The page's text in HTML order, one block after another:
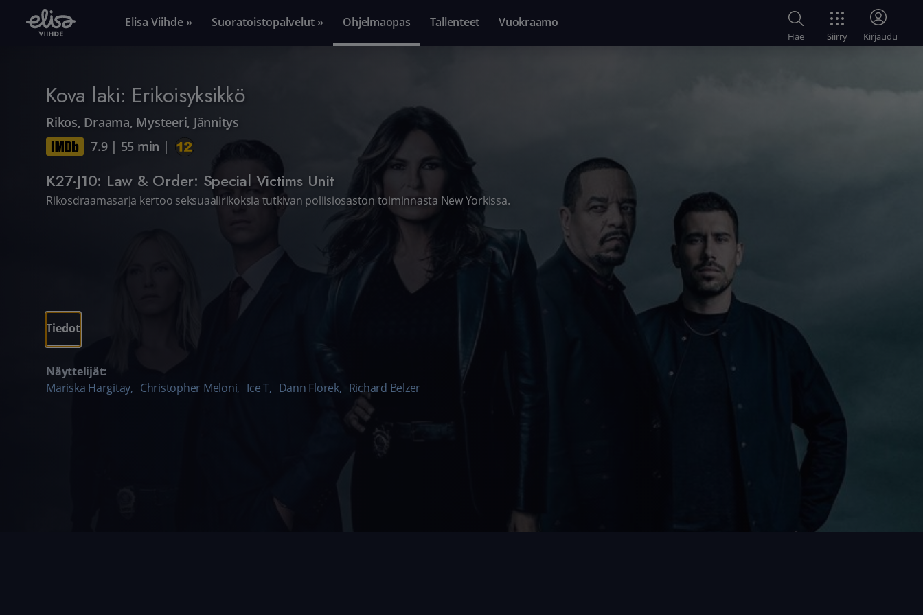
Elisa Viihde » Suoratoistopalvelut » Ohjelmaopas Tallenteet Vuokraamo
Hae Siirry Kirjaudu
Kova laki: Erikoisyksikkö
Rikos, Draama, Mysteeri, Jännitys
7.9| 55 min |
K27·J10: Law & Order: Special Victims Unit
Rikosdraamasarja kertoo seksuaalirikoksia tutkivan poliisiosaston toiminnasta New Yorkissa.
Tiedot
Näyttelijät:
Mariska Hargitay, Christopher Meloni, Ice T, Dann Florek, Richard Belzer